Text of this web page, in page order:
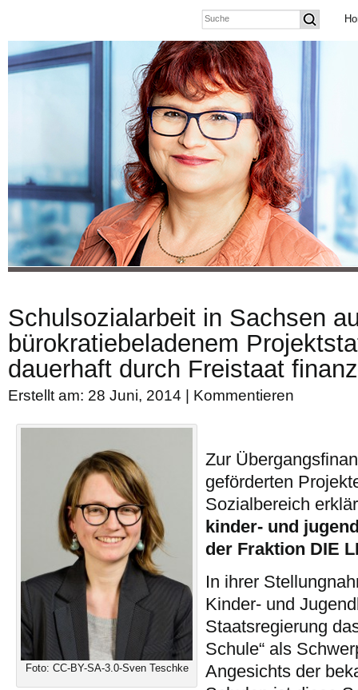
Schulsozialarbeit in Sachsen
bürokratiebeladenem
dauerhaft durch Freistaat
Erstellt am: 28 Juni, 2014 | Kommentieren
Foto: CC-BY-SA-3.0-Sven Teschke
Zur
geförderten
Sozialbereich
kinder- und
der Fraktion DIE
In ihrer
Kinder- und
Staatsregierung
Schule“ als
Angesichts der